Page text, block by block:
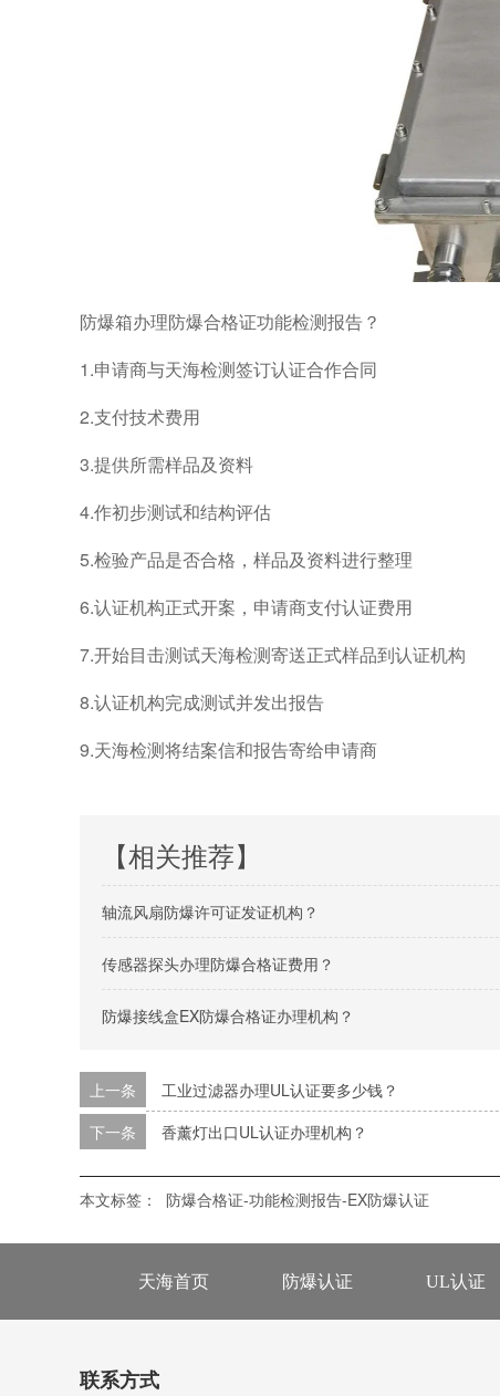
防爆箱办理防爆合格证功能检测报告？
1.申请商与天海检测签订认证合作合同
2.支付技术费用
3.提供所需样品及资料
4.作初步测试和结构评估
5.检验产品是否合格，样品及资料进行整理
6.认证机构正式开案，申请商支付认证费用
7.开始目击测试天海检测寄送正式样品到认证机构
8.认证机构完成测试并发出报告
9.天海检测将结案信和报告寄给申请商
【相关推荐】
轴流风扇防爆许可证发证机构？
传感器探头办理防爆合格证费用？
防爆接线盒EX防爆合格证办理机构？
上一条
工业过滤器办理UL认证要多少钱？
下一条 香薰灯出口UL认证办理机构？
本文标签： 防爆合格证-功能检测报告-EX防爆认证
天海首页 防爆认证 UL认证
联系方式